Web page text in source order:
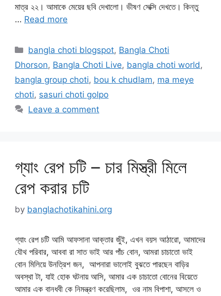
মাত্র ২২। আমাকে মেয়ের ছবি দেখালো। ভীষণ সেক্সি দেখতে। কিন্তু
… Read more
Categories
bangla choti blogspot, Bangla Choti
Dhorson, Bangla Choti Live, bangla choti world ,
bangla group choti, bou k chudlam, ma meye
choti, sasuri choti golpo
Leave a comment
গ্যাং রেপ চটি – চার মিস্ত্রী মিলে
রেপ করার চটি
by banglachotikahini.org
গ্যাং রেপ চটি আমি আফসানা আক্তার জুঁই, এখন বয়স আঠারো, আমাদের
যৌথ পরিবার, আববা রা সাত ভাই আর পাঁচ বোন, আমরা চাচাতো ভাই
বোন মিলিয়ে উনত্রিশ জন, আপনারা ভালোই বুঝতে পারছেন বাড়ির
অবস্থা টা, যাই হোক ঘটনায় আসি, আমার এক চাচাতো বোনের বিয়েতে
আমার এক বানধবী কে নিমন্ত্রণ করেছিলাম, ওর নাম বিপাশা, আসলে ও